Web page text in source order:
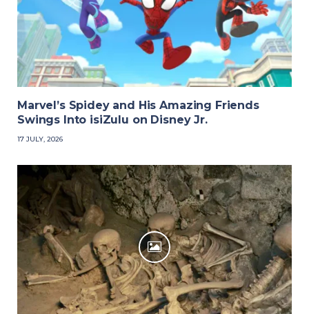
Marvel’s Spidey and His Amazing Friends
Swings Into isiZulu on Disney Jr.
17 JULY, 2026